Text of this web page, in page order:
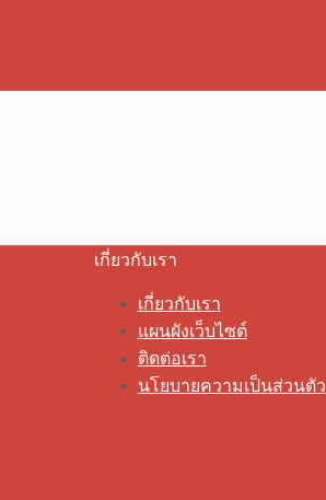
เกี่ยวกับเรา
เกี่ยวกับเรา
แผนผังเว็บไซต์
ติดต่อเรา
นโยบายความเป็นส่วนตัว